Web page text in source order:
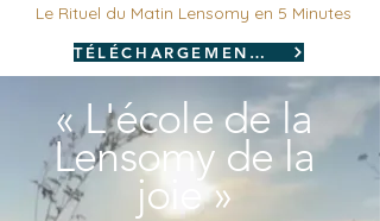
Le Rituel du Matin Lensomy en 5 Minutes
TÉLÉCHARGEMENT GRATUIT
« L'école de la
Lensomy de la
joie »